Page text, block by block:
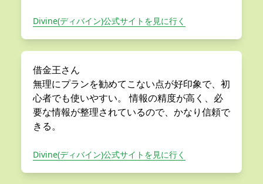
Divine(ディバイン)公式サイトを見に行く
借金王さん
無理にプランを勧めてこない点が好印象で、初
心者でも使いやすい。 情報の精度が高く、必
要な情報が整理されているので、かなり信頼で
きる。
Divine(ディバイン)公式サイトを見に行く